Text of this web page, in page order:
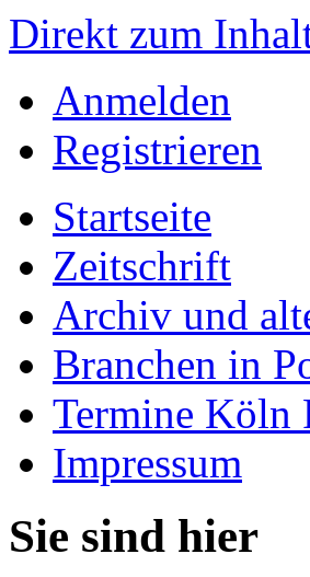
Direkt zum
Anmelden
Registrieren
Startseite
Zeitschrift
Archiv und
Branchen in
Termine Köln
Impressum
Sie sind hier